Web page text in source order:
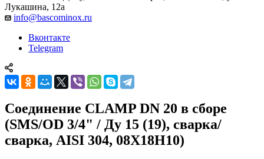
Лукашина, 12а
info@bascominox.ru
Вконтакте
Telegram
Соединение CLAMP DN 20 в сборе
(SMS/OD 3/4" / Ду 15 (19), сварка/
сварка, AISI 304, 08Х18Н10)